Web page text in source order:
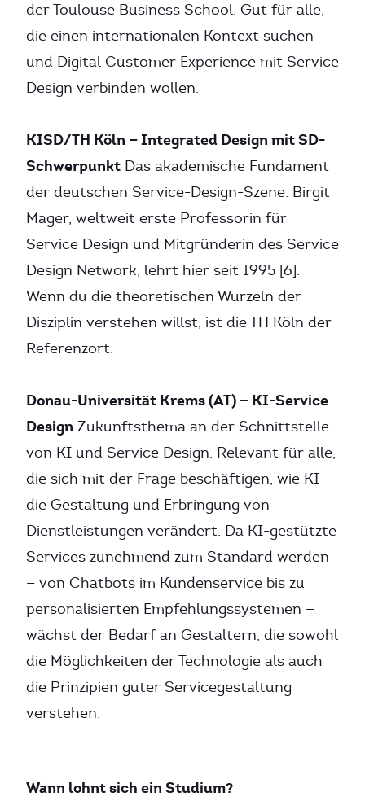
der Toulouse Business School. Gut für alle,
die einen internationalen Kontext suchen
und Digital Customer Experience mit Service
Design verbinden wollen.
KISD/TH Köln — Integrated Design mit SD-
Schwerpunkt Das akademische Fundament
der deutschen Service-Design-Szene. Birgit
Mager, weltweit erste Professorin für
Service Design und Mitgründerin des Service
Design Network, lehrt hier seit 1995 [6].
Wenn du die theoretischen Wurzeln der
Disziplin verstehen willst, ist die TH Köln der
Referenzort.
Donau-Universität Krems (AT) — KI-Service
Design Zukunftsthema an der Schnittstelle
von KI und Service Design. Relevant für alle,
die sich mit der Frage beschäftigen, wie KI
die Gestaltung und Erbringung von
Dienstleistungen verändert. Da KI-gestützte
Services zunehmend zum Standard werden
— von Chatbots im Kundenservice bis zu
personalisierten Empfehlungssystemen —
wächst der Bedarf an Gestaltern, die sowohl
die Möglichkeiten der Technologie als auch
die Prinzipien guter Servicegestaltung
verstehen.
Wann lohnt sich ein Studium?